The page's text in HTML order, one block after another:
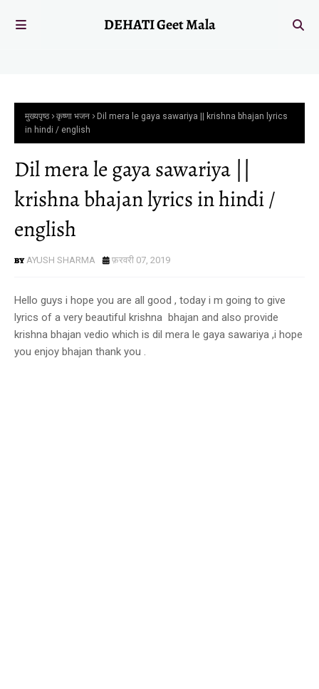
DEHATI Geet Mala
मुख्यपृष्ठ कृष्णा भजन
Dil mera le gaya sawariya || krishna bhajan lyrics
in hindi / english
Dil mera le gaya sawariya ||
krishna bhajan lyrics in hindi /
english
AYUSH SHARMA फ़रवरी 07, 2019
Hello guys i hope you are all good , today i m going to give
lyrics of a very beautiful krishna bhajan and also provide
krishna bhajan vedio which is dil mera le gaya sawariya ,i hope
you enjoy bhajan thank you .